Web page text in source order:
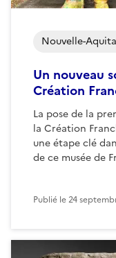
Un nouveau
Création
La pose de la
la Création
une étape clé
de ce musée de
Nouvelle-
Publié le24